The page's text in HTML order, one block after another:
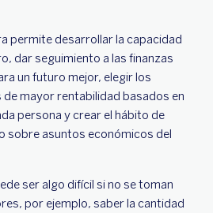
permite desarrollar la capacidad
dar seguimiento a las finanzas
un futuro mejor, elegir los
mayor rentabilidad basados en
persona y crear el hábito de
sobre asuntos económicos del
ser algo difícil si no se toman
por ejemplo, saber la cantidad